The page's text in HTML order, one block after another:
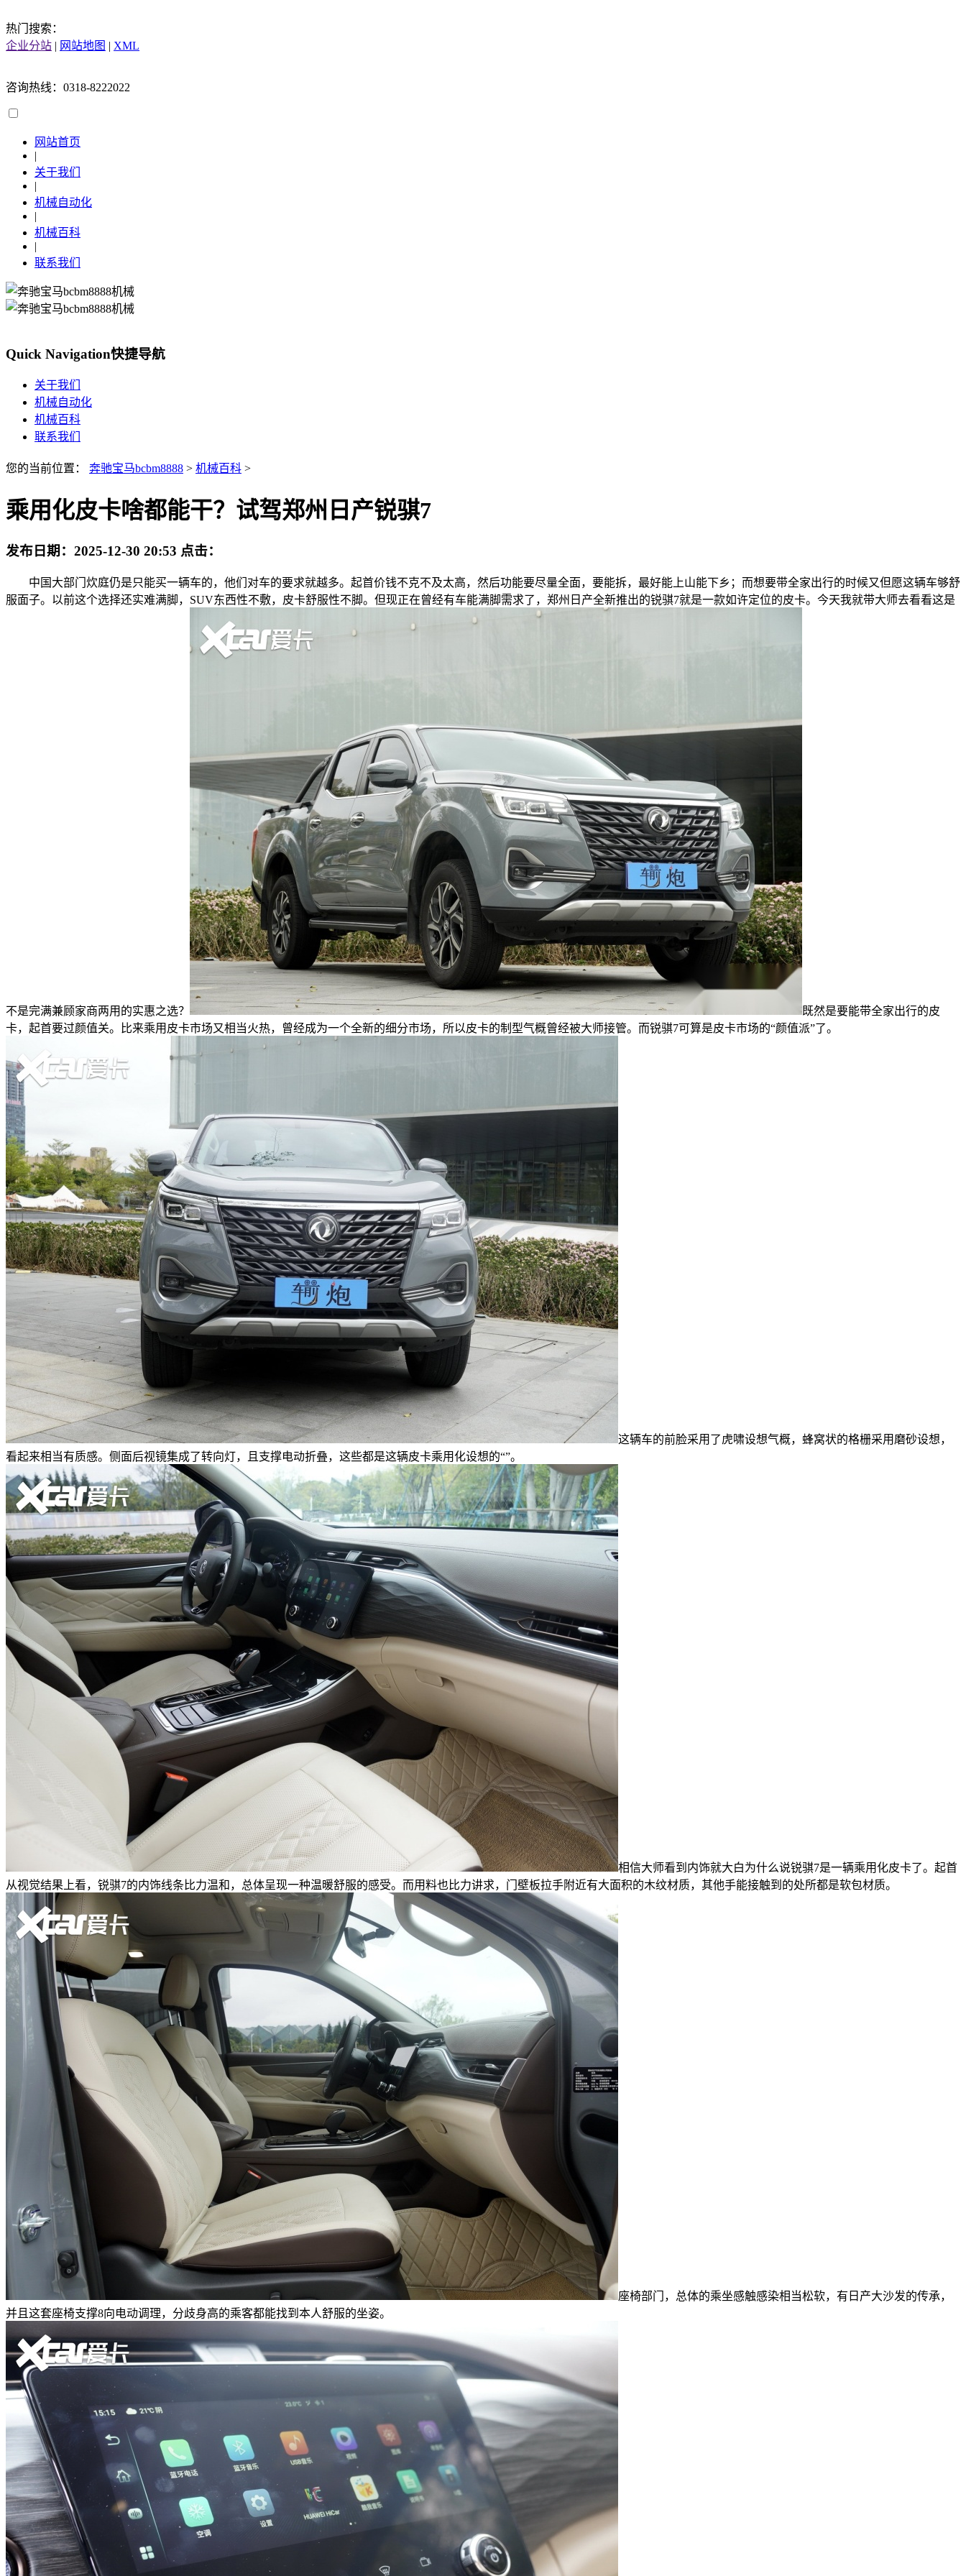
热门搜索：
企业分站 | 网站地图 | XML
咨询热线：0318-8222022
网站首页
|
关于我们
|
机械自动化
|
机械百科
|
联系我们
Quick Navigation快捷导航
关于我们
机械自动化
机械百科
联系我们
您的当前位置： 奔驰宝马bcbm8888 > 机械百科 >
乘用化皮卡啥都能干？试驾郑州日产锐骐7
发布日期： 2025-12-30 20:53 点击：
中国大部门炊庭仍是只能买一辆车的，他们对车的要求就越多。起首价钱不克不及太高，然后功能要尽量全面，要能拆，最好能上山能下乡；而想要带全家出行的时候又但愿这辆车够舒
服面子。以前这个选择还实难满脚，SUV东西性不敷，皮卡舒服性不脚。但现正在曾经有车能满脚需求了，郑州日产全新推出的锐骐7就是一款如许定位的皮卡。今天我就带大师去看看这是
不是完满兼顾家商两用的实惠之选？
既然是要能带全家出行的皮
卡，起首要过颜值关。比来乘用皮卡市场又相当火热，曾经成为一个全新的细分市场，所以皮卡的制型气概曾经被大师接管。而锐骐7可算是皮卡市场的“颜值派”了。
这辆车的前脸采用了虎啸设想气概，蜂窝状的格栅采用磨砂设想，
看起来相当有质感。侧面后视镜集成了转向灯，且支撑电动折叠，这些都是这辆皮卡乘用化设想的“”。
相信大师看到内饰就大白为什么说锐骐7是一辆乘用化皮卡了。起首
从视觉结果上看，锐骐7的内饰线条比力温和，总体呈现一种温暖舒服的感受。而用料也比力讲求，门壁板拉手附近有大面积的木纹材质，其他手能接触到的处所都是软包材质。
座椅部门，总体的乘坐感触感染相当松软，有日产大沙发的传承，
并且这套座椅支撑8向电动调理，分歧身高的乘客都能找到本人舒服的坐姿。